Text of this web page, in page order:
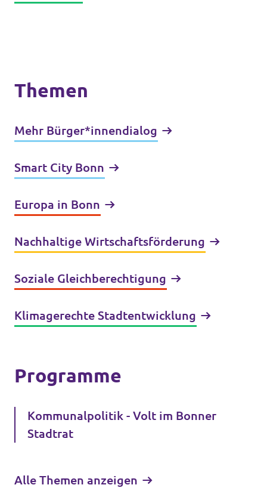
Themen
Mehr Bürger*innendialog
Smart City Bonn
Europa in Bonn
Nachhaltige Wirtschafts­förderung
Soziale Gleich­berechtigung
Klimagerechte Stadtentwicklung
Programme
Kommunalpolitik - Volt im Bonner
Stadtrat
Alle Themen anzeigen